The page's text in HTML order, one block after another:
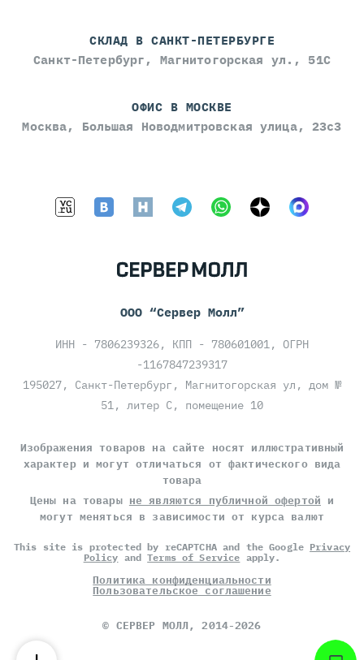
СКЛАД В САНКТ-ПЕТЕРБУРГЕ
Санкт-Петербург, Магнитогорская ул., 51С
ОФИС В МОСКВЕ
Москва, Большая Новодмитровская улица, 23с3
ООО “Сервер Молл”
ИНН - 7806239326, КПП - 780601001, ОГРН
-1167847239317
195027, Санкт-Петербург, Магнитогорская ул, дом №
51, литер С, помещение 10
Изображения товаров на сайте носят иллюстративный
характер и могут отличаться от фактического вида
товара
Цены на товары не являются публичной офертой и
могут меняться в зависимости от курса валют
This site is protected by reCAPTCHA and the Google Privacy
Policy andTerms of Service apply.
Политика конфиденциальности
Пользовательское соглашение
© СЕРВЕР МОЛЛ, 2014-2026